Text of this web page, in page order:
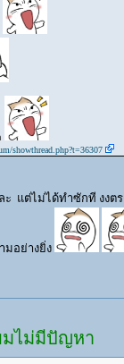
showthread.php?t=36307
แต่ไม่ได้ทำซักที งงต
อย่างยิ่ง
มไม่มีปัญหา